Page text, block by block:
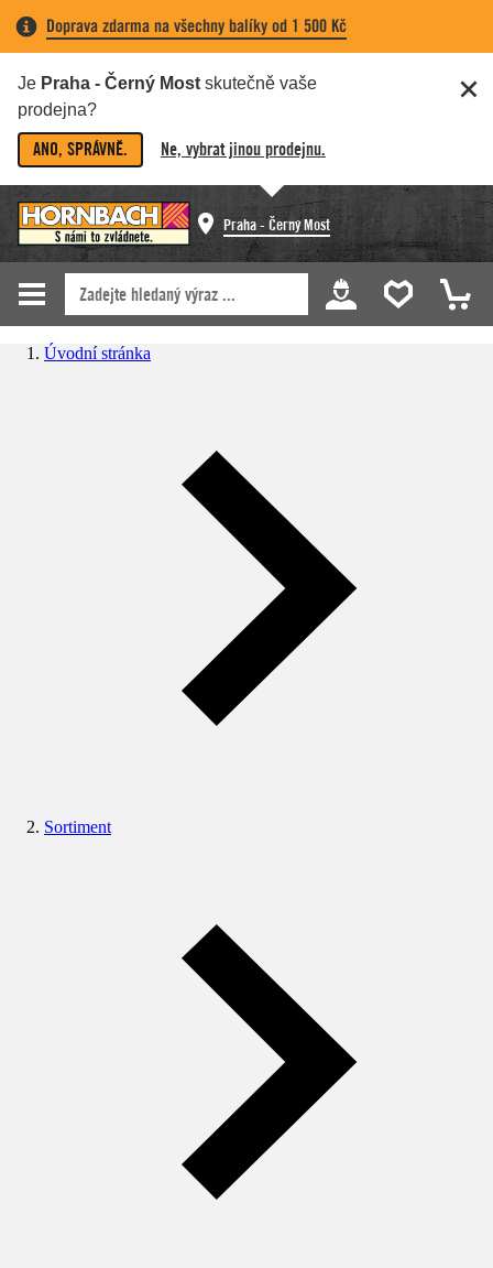
Doprava zdarma na všechny balíky od 1 500 Kč
Je Praha - Černý Most skutečně vaše
prodejna?
ANO, SPRÁVNĚ. Ne, vybrat jinou prodejnu.
Praha - Černý Most
Úvodní stránka
Sortiment